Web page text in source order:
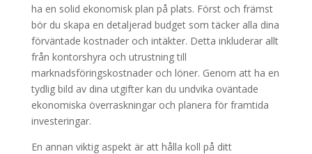
ha en solid ekonomisk plan på plats. Först och främst
bör du skapa en detaljerad budget som täcker alla dina
förväntade kostnader och intäkter. Detta inkluderar allt
från kontorshyra och utrustning till
marknadsföringskostnader och löner. Genom att ha en
tydlig bild av dina utgifter kan du undvika oväntade
ekonomiska överraskningar och planera för framtida
investeringar.
En annan viktig aspekt är att hålla koll på ditt